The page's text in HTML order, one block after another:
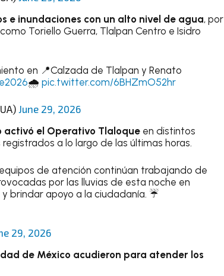
e inundaciones con un alto nivel de agua, por
Toriello Guerra, Tlalpan Centro e Isidro
en 📍Calzada de Tlalpan y Renato
🌧️ pic.twitter.com/6BHZmO52hr
June 29, 2026
activó el Operativo Tlaloque en distintos
a lo largo de las últimas horas.
de atención continúan trabajando de
por las lluvias de esta noche en
y brindar apoyo a la ciudadanía. ☔
29, 2026
de México acudieron para atender los